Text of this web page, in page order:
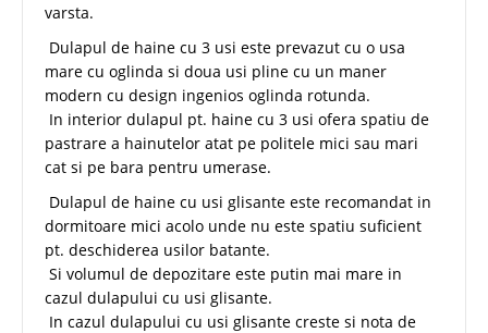
varsta.
Dulapul de haine cu 3 usi este prevazut cu o usa
mare cu oglinda si doua usi pline cu un maner
modern cu design ingenios oglinda rotunda.
In interior dulapul pt. haine cu 3 usi ofera spatiu de
pastrare a hainutelor atat pe politele mici sau mari
cat si pe bara pentru umerase.
Dulapul de haine cu usi glisante este recomandat in
dormitoare mici acolo unde nu este spatiu suficient
pt. deschiderea usilor batante.
Si volumul de depozitare este putin mai mare in
cazul dulapului cu usi glisante.
In cazul dulapului cu usi glisante creste si nota de